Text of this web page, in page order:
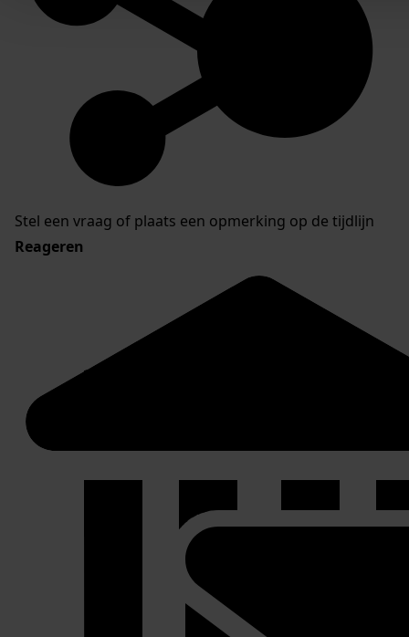
Stel een vraag of plaats een opmerking op de tijdlijn
Reageren